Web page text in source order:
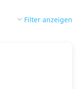
Filter anzeigen